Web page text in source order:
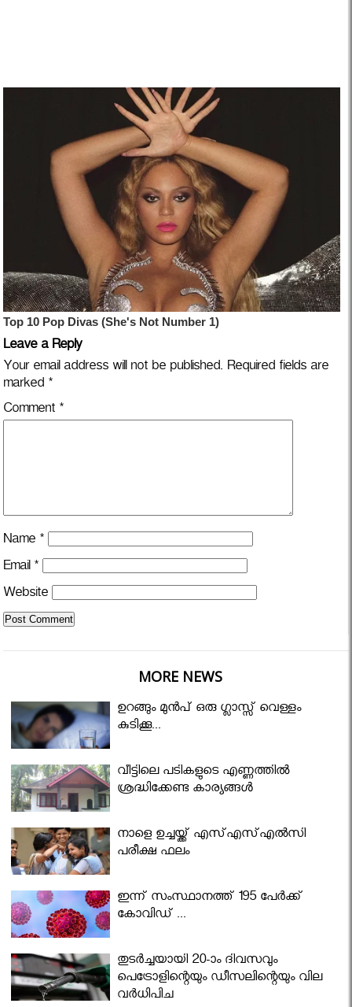
Leave a Reply
Your email address will not be published. Required fields are
marked *
Comment *
Name *
Email *
Website
MORE NEWS
ഉറങ്ങും മുന്‍പ് ഒരു ഗ്ലാസ്സ് വെള്ളം
കുടിക്കൂ...
വീട്ടിലെ പടികളുടെ എണ്ണത്തിൽ
ശ്രദ്ധിക്കേണ്ട കാര്യങ്ങൾ
നാളെ ഉച്ചയ്ക്ക് എസ്എസ്എല്‍സി
പരീക്ഷ ഫലം
ഇന്ന് സംസ്ഥാനത്ത് 195 പേര്‍ക്ക്
കോവിഡ് ...
തുടർച്ചയായി 20-ാം ദിവസവും
പെട്രോളിന്റെയും ഡീസലിന്റെയും വില
വര്‍ധിപ്പിച്ചു